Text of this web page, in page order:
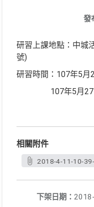
發
研習上課地點：中城
號)
研習時間：107年5月
107年5月27日(
相關附件
2018-4-11-10-
下架日期：